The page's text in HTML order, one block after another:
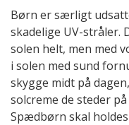
Børn er særligt
skadelige UV-stråler.
solen helt, men med
i solen med sund
skygge midt på
solcreme de steder
Spædbørn skal